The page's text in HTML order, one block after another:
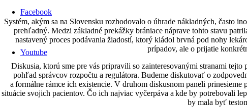
Facebook
Youtube
Systém, akým sa na Slovensku rozhodovalo o úhrade nákladných, často
prehľadný. Medzi základné prekážky brániace náprave tohto stavu
nastavený proces podávania žiadostí, ktorý kládol brvná pod nohy
prípadov, ale o prijatie
Diskusia, ktorú sme pre vás pripravili so zainteresovanými stranami
pohľad správcov rozpočtu a regulátora. Budeme diskutovať o
a formálne rámce ich existencie. V druhom diskusnom paneli
situácie svojich pacientov. Čo ich najviac vyčerpáva a kde by potrebovali
by mala byť